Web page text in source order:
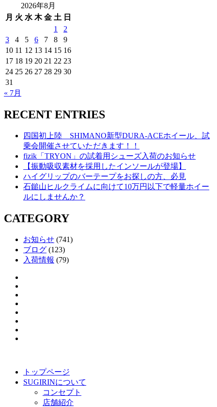
2026年8月
月 火 水 木 金 土 日
1
2
3
4 5 6 7 8
9
10 11 12 13 14 15 16
17 18 19 20 21 22 23
24 25 26 27 28 29 30
31
« 7月
RECENT ENTRIES
四国初上陸 SHIMANO新型DURA-ACEホイール、試
乗会開催させていただきます！！
fizik「TRYON」の試着用シューズ入荷のお知らせ
【振動吸収素材を採用したインソールが登場】
ハイグリップのバーテープをお探しの方、必見
石鎚山ヒルクライムに向けて10万円以下で軽量ホイー
ルにしませんか？
CATEGORY
お知らせ (741)
ブログ (123)
入荷情報 (79)
トップページ
SUGIRINについて
コンセプト
店舗紹介